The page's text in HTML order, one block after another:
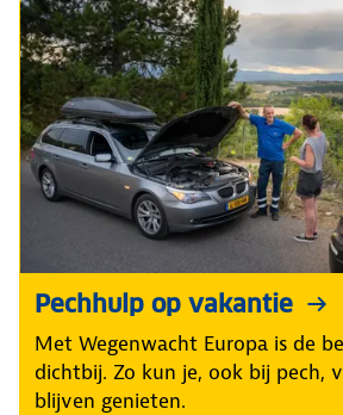
Pechhulp op vakantie
Met Wegenwacht Europa is de
dichtbij. Zo kun je, ook bij pech,
blijven genieten.